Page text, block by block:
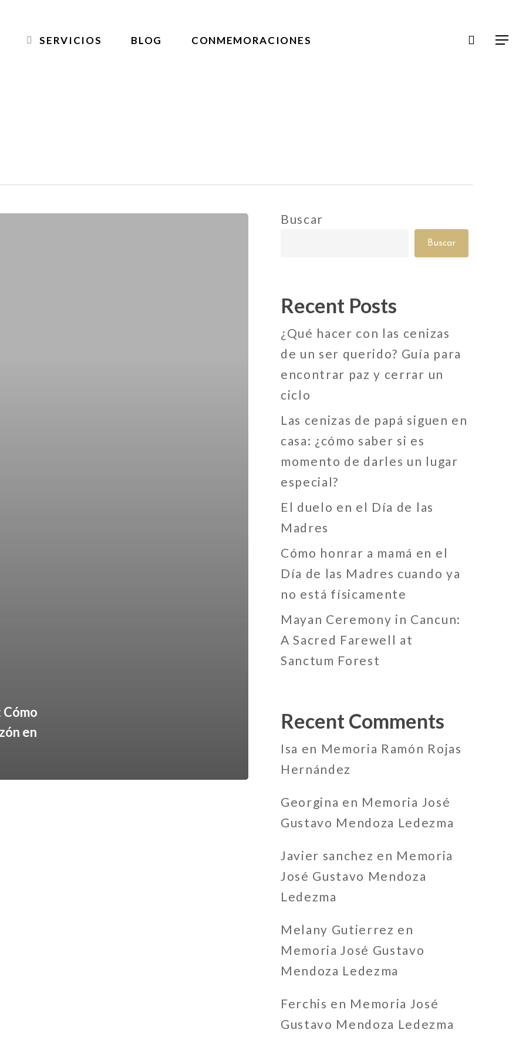
SERVICIOS BLOG CONMEMORACIONES search
Menu
en
Buscar
Buscar
Recent Posts
¿Qué hacer con las cenizas
de un ser querido? Guía para
encontrar paz y cerrar un
ciclo
Las cenizas de papá siguen en
casa: ¿cómo saber si es
momento de darles un lugar
especial?
El duelo en el Día de las
Madres
Cómo honrar a mamá en el
Día de las Madres cuando ya
no está físicamente
Mayan Ceremony in Cancun:
A Sacred Farewell at
Sanctum Forest
Recent Comments
Isa en Memoria Ramón Rojas
Hernández
Georgina en Memoria José
Gustavo Mendoza Ledezma
Javier sanchez en Memoria
José Gustavo Mendoza
Ledezma
Melany Gutierrez en
Memoria José Gustavo
Mendoza Ledezma
Ferchis en Memoria José
Gustavo Mendoza Ledezma